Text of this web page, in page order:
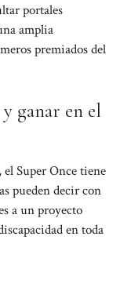
portales
amplia
premiados del
ganar en el
Super Once tiene
pueden decir con
a un proyecto
en toda